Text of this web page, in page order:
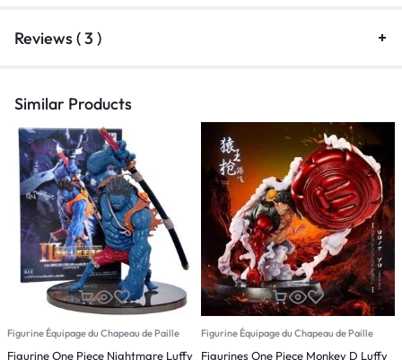
Reviews ( 3 )
Similar Products
Figurine Équipage du Chapeau de Paille
Figurine One Piece Nightmare Luffy
Figurine Équipage du Chapeau de Paille
Figurines One Piece Monkey D Luffy